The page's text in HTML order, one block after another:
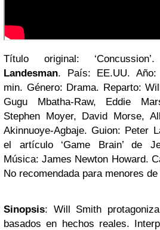
Título original:
Landesman. País: EE.UU. Año:
min. Género: Drama. Reparto:
Gugu Mbatha-Raw, Eddie
Stephen Moyer, David Morse,
Akinnuoye-Agbaje. Guion: Peter
el artículo ‘Game Brain’ de
Música: James Newton Howard.
No recomendada para menores
Sinopsis: Will Smith
basados en hechos reales.